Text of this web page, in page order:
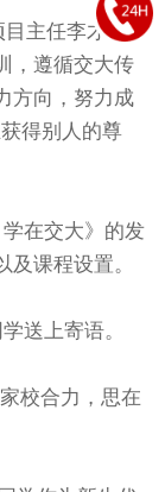
主任李才老师
，遵循交大传
方向，努力成
得别人的尊
在交大》的发
课程设置。
送上寄语。
校合力，思在